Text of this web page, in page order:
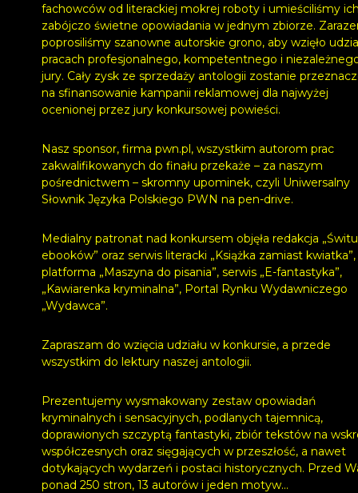
fachowców od literackiej mokrej roboty i umieściliśmy
zabójczo świetne opowiadania w jednym zbiorze.
poprosiliśmy szanowne autorskie grono, aby wzięło
pracach profesjonalnego, kompetentnego i
jury. Cały zysk ze sprzedaży antologii zostanie
na sfinansowanie kampanii reklamowej dla najwyżej
ocenionej przez jury konkursowej powieści.
Nasz sponsor, firma pwn.pl, wszystkim autorom prac
zakwalifikowanych do finału przekaże – za naszym
pośrednictwem – skromny upominek, czyli Uniwersalny
Słownik Języka Polskiego PWN na pen-drive.
Medialny patronat nad konkursem objęła redakcja „Świtu
ebooków” oraz serwis literacki „Książka zamiast kwiatka”,
platforma „Maszyna do pisania”, serwis „E-fantastyka”,
„Kawiarenka kryminalna”, Portal Rynku Wydawniczego
„Wydawca”.
Zapraszam do wzięcia udziału w konkursie, a przede
wszystkim do lektury naszej antologii.
Prezentujemy wysmakowany zestaw opowiadań
kryminalnych i sensacyjnych, podlanych tajemnicą,
doprawionych szczyptą fantastyki, zbiór tekstów na
współczesnych oraz sięgających w przeszłość, a nawet
dotykających wydarzeń i postaci historycznych. Przed
ponad 250 stron, 13 autorów i jeden motyw...